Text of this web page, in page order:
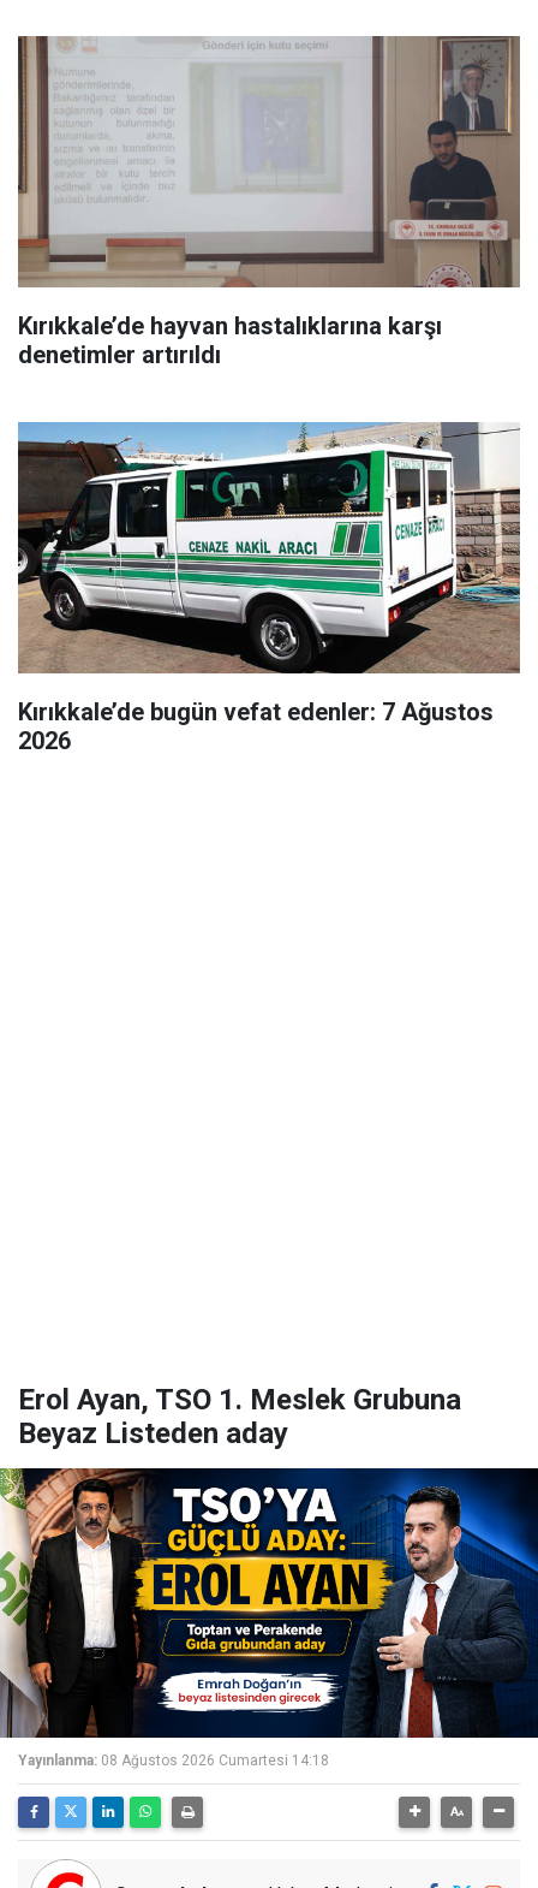
Kırıkkale’de hayvan hastalıklarına karşı
denetimler artırıldı
Kırıkkale’de bugün vefat edenler: 7 Ağustos
2026
Erol Ayan, TSO 1. Meslek Grubuna
Beyaz Listeden aday
Yayınlanma: 08 Ağustos 2026 Cumartesi 14:18